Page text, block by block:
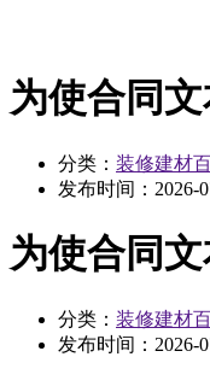
为使合同
分类： 装修建材
发布时间： 2026-
为使合同
分类： 装修建材
发布时间： 2026-